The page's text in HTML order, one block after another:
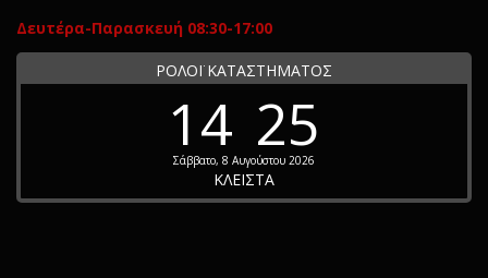
Δευτέρα-Παρασκευή 08:30-17:00
ΡΟΛΟΪ ΚΑΤΑΣΤΗΜΑΤΟΣ
14 25
Σάββατο, 8 Αυγούστου 2026
ΚΛΕΙΣΤΑ